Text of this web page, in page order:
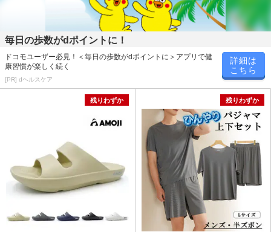
毎日の歩数がdポイントに！
ドコモユーザー必見！＜毎日の歩数がdポイントに＞アプリで健
康習慣が楽しく続く
[PR] dヘルスケア
詳細は
こちら
残りわずか 残りわずか